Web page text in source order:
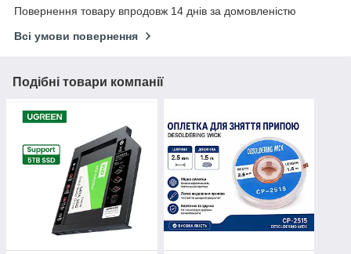
Повернення товару впродовж 14 днів за домовленістю
Всі умови повернення
Подібні товари компанії